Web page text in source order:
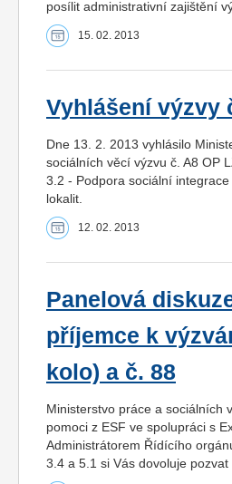
posílit administrativní zajištění
15. 02. 2013
Vyhlášení výzvy
Dne 13. 2. 2013 vyhlásilo
sociálních věcí výzvu č. A8 OP
3.2 - Podpora sociální
lokalit.
12. 02. 2013
Panelová
příjemce k
kolo) a č. 88
Ministerstvo práce a sociálních
pomoci z ESF ve spolupráci s
Administrátorem Řídícího
3.4 a 5.1 si Vás dovoluje pozvat